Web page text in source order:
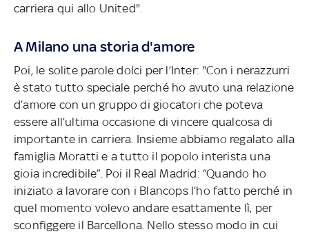
carriera qui allo United".
A Milano una storia d'amore
Poi, le solite parole dolci per l’Inter: "Con i nerazzurri
è stato tutto speciale perché ho avuto una relazione
d’amore con un gruppo di giocatori che poteva
essere all’ultima occasione di vincere qualcosa di
importante in carriera. Insieme abbiamo regalato alla
famiglia Moratti e a tutto il popolo interista una
gioia incredibile”. Poi il Real Madrid: “Quando ho
iniziato a lavorare con i Blancops l’ho fatto perché in
quel momento volevo andare esattamente lì, per
sconfiggere il Barcellona. Nello stesso modo in cui